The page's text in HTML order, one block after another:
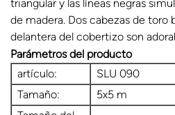
triangular y las líneas negras
de madera. Dos cabezas de toro
delantera del cobertizo son
Parámetros del producto
artículo:
SLU 090
Tamaño:
5x5 m